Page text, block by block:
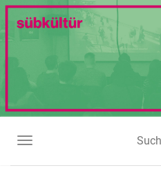
NAVIGATION UMSCHALTEN